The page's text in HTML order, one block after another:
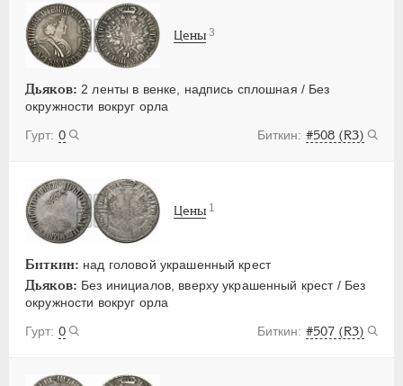
Дьяков: 2 ленты в венке, надпись сплошная / Без
окружности вокруг орла
0
#508 (R3)
Цены 3
Биткин: над головой украшенный крест
Дьяков: Без инициалов, вверху украшенный крест / Без
окружности вокруг орла
0
#507 (R3)
Цены 1